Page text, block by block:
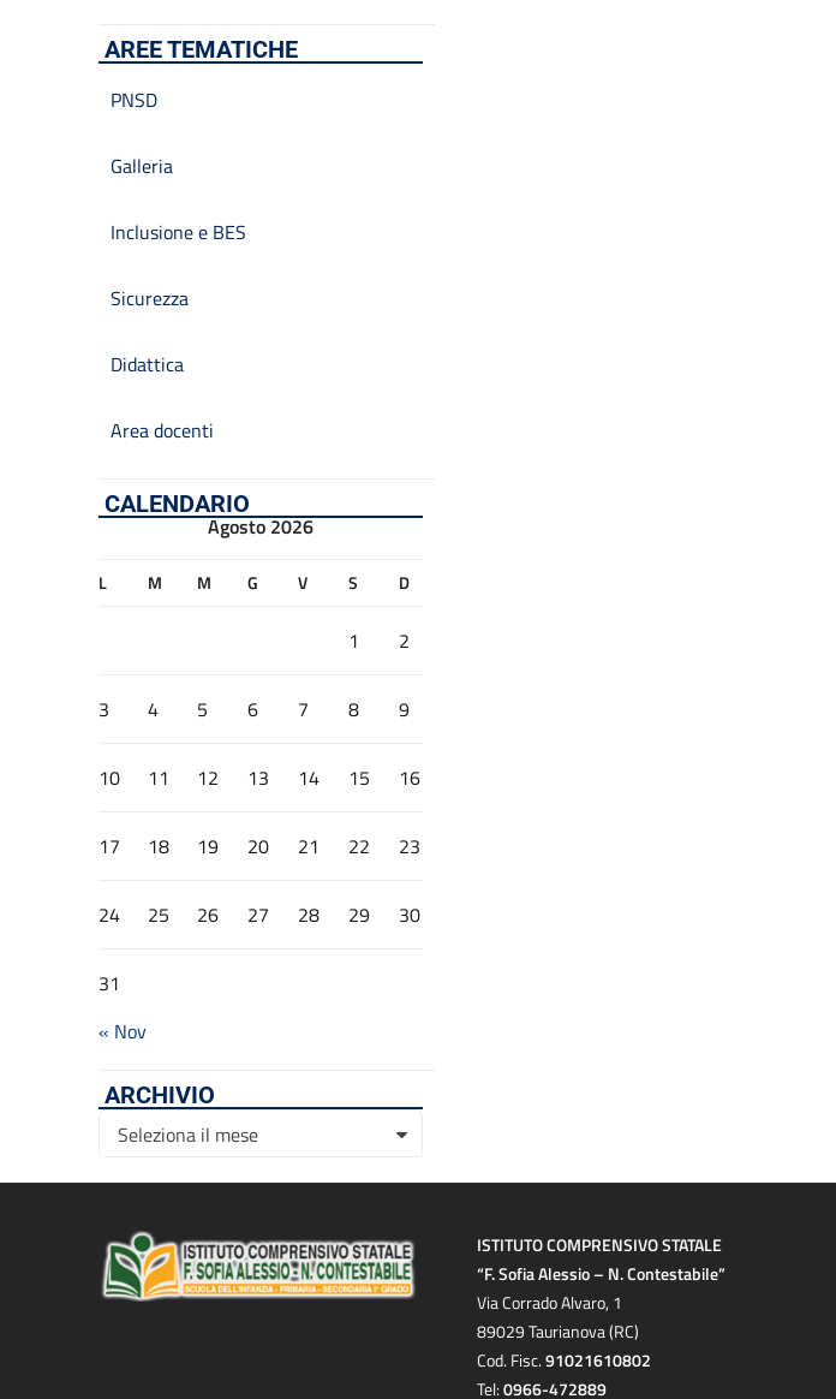
AREE TEMATICHE
PNSD
Galleria
Inclusione e BES
Sicurezza
Didattica
Area docenti
CALENDARIO
Agosto 2026
L M M G V S D
1 2
3 4 5 6 7 8 9
10 11 12 13 14 15 16
17 18 19 20 21 22 23
24 25 26 27 28 29 30
31
« Nov
ARCHIVIO
Archivio
Seleziona il mese
ISTITUTO COMPRENSIVO STATALE
“F. Sofia Alessio – N. Contestabile”
Via Corrado Alvaro, 1
89029 Taurianova (RC)
Cod. Fisc.91021610802
Tel:0966-472889